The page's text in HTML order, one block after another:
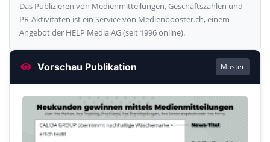
Das Publizieren von Medienmitteilungen, Geschäftszahlen und
PR-Aktivitäten ist ein Service von Medienbooster.ch, einem
Angebot der HELP Media AG (seit 1996 online).
Vorschau Publikation Muster